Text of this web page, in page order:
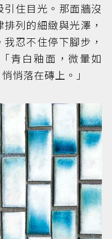
住目光。那面牆沒
列的細緻與光澤，
忍不住停下腳步，
青白釉面，微暈如
悄落在磚上。」